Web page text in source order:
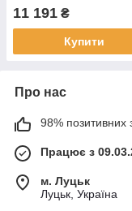
11 191 ₴
Купити
Про нас
98% позитивних з
Працює з
м. Луцьк
Луцьк, Україна